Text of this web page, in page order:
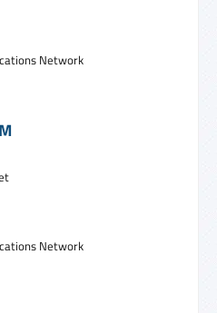
Network
Network